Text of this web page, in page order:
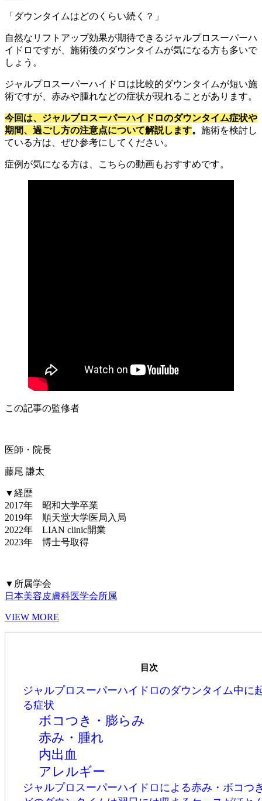
「ダウンタイムはどのくらい続く？」
自然なリフトアップ効果が期待できるジャルプロスーパーハ
イドロですが、施術後のダウンタイムが気になる方も多いで
しょう。
ジャルプロスーパーハイドロは比較的ダウンタイムが短い施
術ですが、赤みや腫れなどの症状が現れることがあります。
今回は、ジャルプロスーパーハイドロのダウンタイム症状や
期間、過ごし方の注意点について解説します。 施術を検討し
ている方は、ぜひ参考にしてください。
症例が気になる方は、こちらの動画もおすすめです。
この記事の監修者
医師・院長
藤尾 謙太
▼経歴
2017年 昭和大学卒業
2019年 順天堂大学医局入局
2022年 LIAN clinic開業
2023年 博士号取得
▼所属学会
日本美容皮膚科医学会所属
VIEW MORE
目次
ジャルプロスーパーハイドロのダウンタイム中に
る症状
ボコつき・膨らみ
赤み・腫れ
内出血
アレルギー
ジャルプロスーパーハイドロによる赤み・ボコつ